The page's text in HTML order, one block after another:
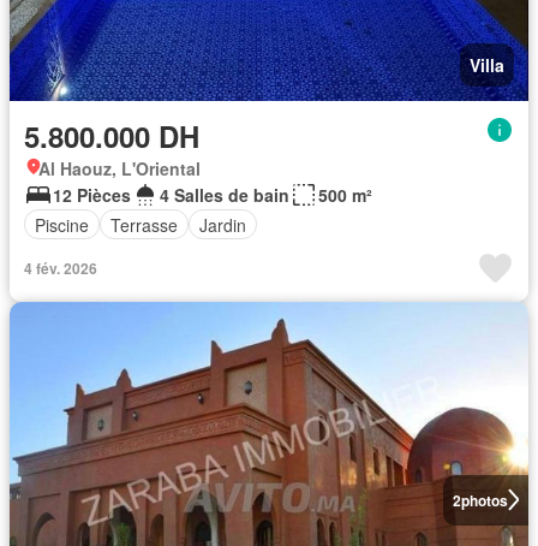
Villa
5.800.000 DH
Al Haouz, L'Oriental
12 Pièces
4 Salles de bain
500 m²
Piscine
Terrasse Jardin
4 fév. 2026
2photos